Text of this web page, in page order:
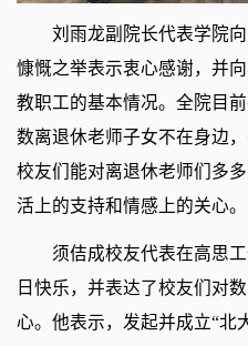
刘雨龙副院长代表学院
慷慨之举表示衷心感谢，并
教职工的基本情况。全院目
数离退休老师子女不在身边
校友们能对离退休老师们多
活上的支持和情感上的关心。
须佶成校友代表在高思
日快乐，并表达了校友们对
心。他表示，发起并成立“北